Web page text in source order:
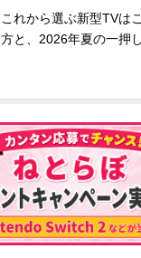
これから選ぶ新型TVは
方と、2026年夏の一押